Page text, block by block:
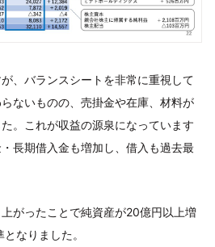
、バランスシートを非常に重視して
ないものの、売掛金や在庫、材料が
。これが収益の源泉になっています
長期借入金も増加し、借入も過去最
がったことで純資産が20億円以上増
なりました。